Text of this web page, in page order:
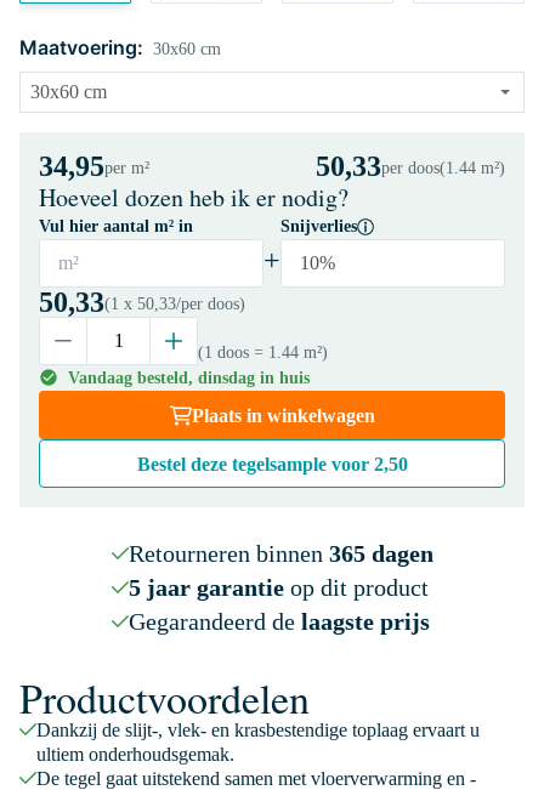
Maatvoering: 30x60 cm
34,95per m² 50,33per doos(1.44 m²)
Hoeveel dozen heb ik er nodig?
Vul hier aantal m² in
m² +
Snijverlies
10%
50,33(1 x 50,33/per doos)
(1 doos = 1.44 m²)
Vandaag besteld, dinsdag in huis
Plaats in winkelwagen
Bestel deze tegelsample voor 2,50
Retourneren binnen 365 dagen
5 jaar garantieop dit product
Gegarandeerd de laagste prijs
Productvoordelen
Dankzij de slijt-, vlek- en krasbestendige toplaag ervaart u
ultiem onderhoudsgemak.
De tegel gaat uitstekend samen met vloerverwarming en -